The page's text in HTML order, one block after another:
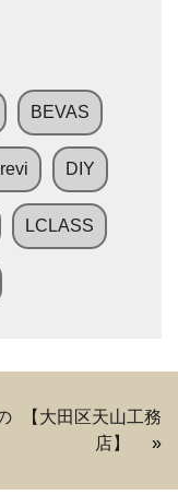
BEVAS
DIY
LCLASS
【大田区天山工務
店】
»